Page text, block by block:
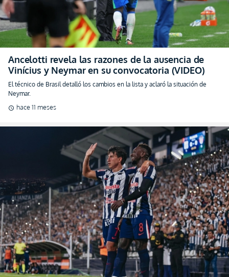
El técnico de Brasil detalló los cambios en la lista y aclaró la situación de
Neymar.
schedule hace 11 meses
¡ARMADOS HASTA LOS DIENTES! Alianza Lima
aterriza en Quito con su artillería, y Eryc Castillo
y Fernando Gaibor lideran la misión (FOTO)
Los tricolores forman parte esencial del Blanquiazul para buscar la
clasificación frente a la Universidad Católica
schedule hace 12 meses